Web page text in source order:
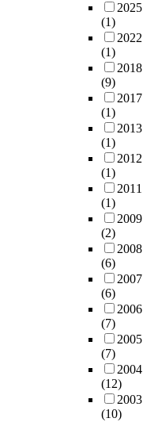
2025
(1)
2022
(1)
2018
(9)
2017
(1)
2013
(1)
2012
(1)
2011
(1)
2009
(2)
2008
(6)
2007
(6)
2006
(7)
2005
(7)
2004
(12)
2003
(10)